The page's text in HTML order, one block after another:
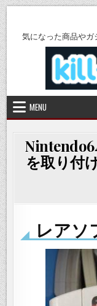
Skip
to
content気になった商品やガ
MENU
を取り付
レアソ